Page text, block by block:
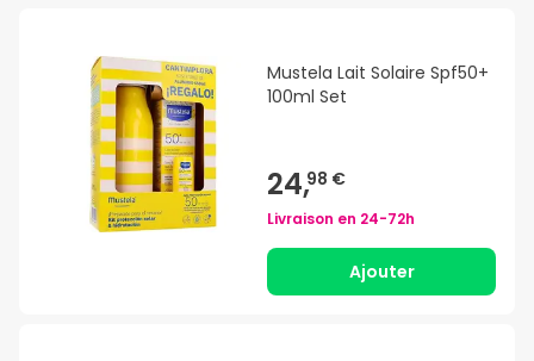
Mustela Lait Solaire Spf50+
100ml Set
24,98 €
Livraison en 24-72h
Ajouter